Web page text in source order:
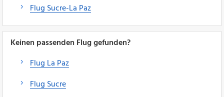
Flug Sucre-La Paz
Keinen passenden Flug gefunden?
Flug La Paz
Flug Sucre